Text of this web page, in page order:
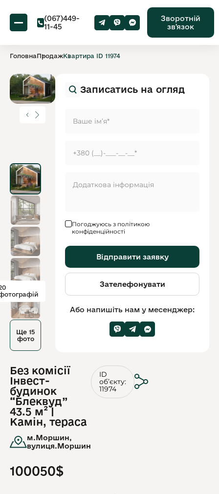
(067)449-
11-45
Зворотній
звʼязок
ГоловнаПродажКвартира ID 11974
Ще 15
фото
Без комісії
Інвест-
будинок
“Блеквуд”
43.5 м² |
Камін, тераса
м.Моршин,
вулиця.Моршин
ID
обʼєкту:
11974
100050$
Записатись на огляд
Погоджуюсь з політикою
конфіденційності
Відправити заявку
Зателефонувати
Або напишіть нам у месенджер: